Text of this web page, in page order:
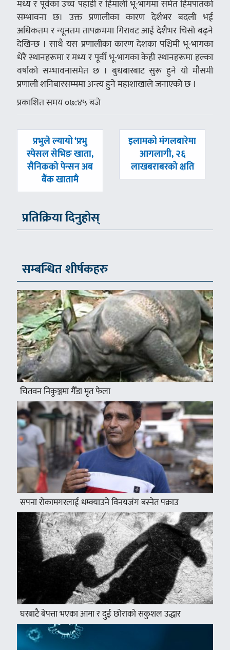
मध्य र पूर्वका उच्च पहाडी र हिमाली भू-भागमा समेत हिमपातको
सम्भावना छ। उक्त प्रणालीका कारण देशैभर बदली भई
अधिकतम र न्यूनतम तापक्रममा गिरावट आई देशैभर चिसो बढ्ने
देखिन्छ । साथै यस प्रणालीका कारण देशका पश्चिमी भू-भागका
धेरै स्थानहरूमा र मध्य र पूर्वी भू-भागका केही स्थानहरूमा हल्का
वर्षाको सम्भावनासमेत छ । बुधबारबाट सुरू हुने यो मौसमी
प्रणाली शनिबारसम्ममा अन्त्य हुने महाशाखाले जनाएको छ ।
प्रकाशित समय ०७:४५ बजे
पछिल्लाे
-
प्रभुले ल्यायो ‘प्रभु
स्पेसल सेभिङ खाता,
सैनिकको पेन्सन अब
बैंक खातामै
अघिल्लाे
इलामको मंगलबारेमा
आगलागी, २६
लाखबराबरको क्षति
प्रतिक्रिया दिनुहोस्
सम्बन्धित शीर्षकहरु
चितवन निकुञ्जमा गैँडा मृत फेला
सपना रोकामगरलाई धम्क्याउने विनयजंग बस्नेत पक्राउ
घरबाटै बेपत्ता भएका आमा र दुई छोराको सकुशल उद्धार